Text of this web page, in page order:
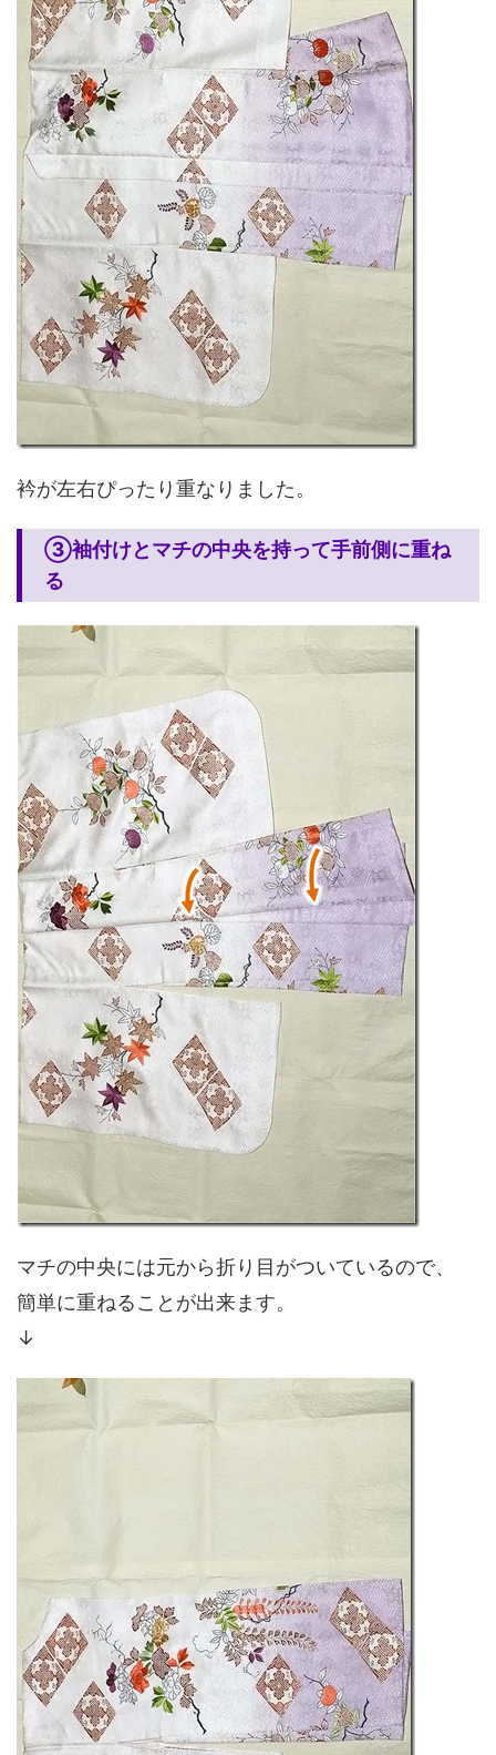
衿が左右ぴったり重なりました。
③袖付けとマチの中央を持って手前側に重ね
る
マチの中央には元から折り目がついているので、
簡単に重ねることが出来ます。
↓